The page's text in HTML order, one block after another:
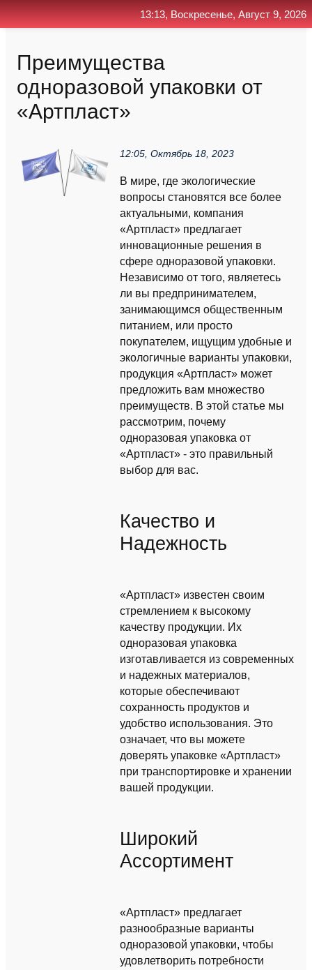
Преимущества
одноразовой упаковки от
«Артпласт»
12:05, Октябрь 18, 2023
В мире, где экологические
вопросы становятся все более
актуальными, компания
«Артпласт» предлагает
инновационные решения в
сфере одноразовой упаковки.
Независимо от того, являетесь
ли вы предпринимателем,
занимающимся общественным
питанием, или просто
покупателем, ищущим удобные и
экологичные варианты упаковки,
продукция «Артпласт» может
предложить вам множество
преимуществ. В этой статье мы
рассмотрим, почему
одноразовая упаковка от
«Артпласт» - это правильный
выбор для вас.
Качество и
Надежность
«Артпласт» известен своим
стремлением к высокому
качеству продукции. Их
одноразовая упаковка
изготавливается из современных
и надежных материалов,
которые обеспечивают
сохранность продуктов и
удобство использования. Это
означает, что вы можете
доверять упаковке «Артпласт»
при транспортировке и хранении
вашей продукции.
Широкий
Ассортимент
«Артпласт» предлагает
разнообразные варианты
одноразовой упаковки, чтобы
удовлетворить потребности
13:13, Воскресенье, Август 9, 2026